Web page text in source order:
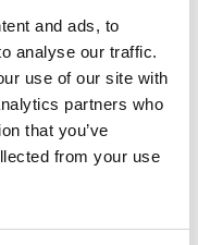
and ads, to
analyse our traffic.
use of our site with
partners who
that you’ve
from your use